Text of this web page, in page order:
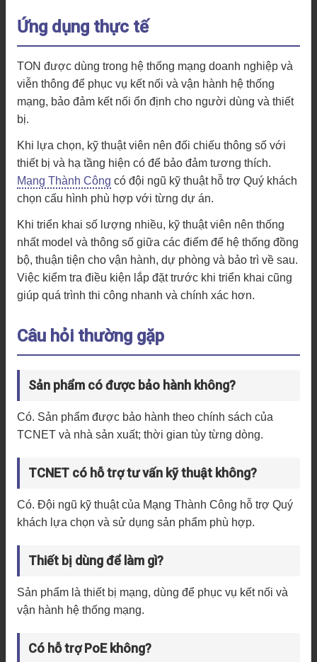
Ứng dụng thực tế
TON được dùng trong hệ thống mạng doanh nghiệp và
viễn thông để phục vụ kết nối và vận hành hệ thống
mạng, bảo đảm kết nối ổn định cho người dùng và thiết
bị.
Khi lựa chọn, kỹ thuật viên nên đối chiếu thông số với
thiết bị và hạ tầng hiện có để bảo đảm tương thích.
Mạng Thành Công có đội ngũ kỹ thuật hỗ trợ Quý khách
chọn cấu hình phù hợp với từng dự án.
Khi triển khai số lượng nhiều, kỹ thuật viên nên thống
nhất model và thông số giữa các điểm để hệ thống đồng
bộ, thuận tiện cho vận hành, dự phòng và bảo trì về sau.
Việc kiểm tra điều kiện lắp đặt trước khi triển khai cũng
giúp quá trình thi công nhanh và chính xác hơn.
Câu hỏi thường gặp
Sản phẩm có được bảo hành không?
Có. Sản phẩm được bảo hành theo chính sách của
TCNET và nhà sản xuất; thời gian tùy từng dòng.
TCNET có hỗ trợ tư vấn kỹ thuật không?
Có. Đội ngũ kỹ thuật của Mạng Thành Công hỗ trợ Quý
khách lựa chọn và sử dụng sản phẩm phù hợp.
Thiết bị dùng để làm gì?
Sản phẩm là thiết bị mạng, dùng để phục vụ kết nối và
vận hành hệ thống mạng.
Có hỗ trợ PoE không?